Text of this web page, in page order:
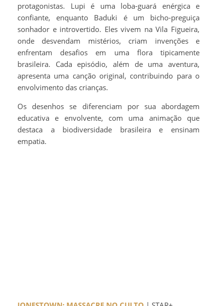
protagonistas. Lupi é uma loba-guará enérgica e
confiante, enquanto Baduki é um bicho-preguiça
sonhador e introvertido. Eles vivem na Vila Figueira,
onde desvendam mistérios, criam invenções e
enfrentam desafios em uma flora tipicamente
brasileira. Cada episódio, além de uma aventura,
apresenta uma canção original, contribuindo para o
envolvimento das crianças.
Os desenhos se diferenciam por sua abordagem
educativa e envolvente, com uma animação que
destaca a biodiversidade brasileira e ensinam
empatia.